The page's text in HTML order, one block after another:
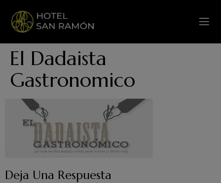
El Dadaista
Gastronomico
Deja Una Respuesta